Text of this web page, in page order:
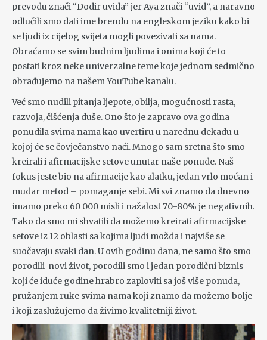
prevodu znači “Dodir uvida” jer Aya znači “uvid”, a naravno
odlučili smo dati ime brendu na engleskom jeziku kako bi
se ljudi iz cijelog svijeta mogli povezivati sa nama.
Obraćamo se svim budnim ljudima i onima koji će to
postati kroz neke univerzalne teme koje jednom sedmično
obrađujemo na našem YouTube kanalu.
Već smo nudili pitanja ljepote, obilja, mogućnosti rasta,
razvoja, čišćenja duše. Ono što je zapravo ova godina
ponudila svima nama kao uvertiru u narednu dekadu u
kojoj će se čovječanstvo naći. Mnogo sam sretna što smo
kreirali i afirmacijske setove unutar naše ponude. Naš
fokus jeste bio na afirmacije kao alatku, jedan vrlo moćan i
mudar metod – pomaganje sebi. Mi svi znamo da dnevno
imamo preko 60 000 misli i nažalost 70-80% je negativnih.
Tako da smo mi shvatili da možemo kreirati afirmacijske
setove iz 12 oblasti sa kojima ljudi možda i najviše se
suočavaju svaki dan. U ovih godinu dana, ne samo što smo
porodili novi život, porodili smo i jedan porodični biznis
koji će iduće godine hrabro zaploviti sa još više ponuda,
pružanjem ruke svima nama koji znamo da možemo bolje
i koji zaslužujemo da živimo kvalitetniji život.